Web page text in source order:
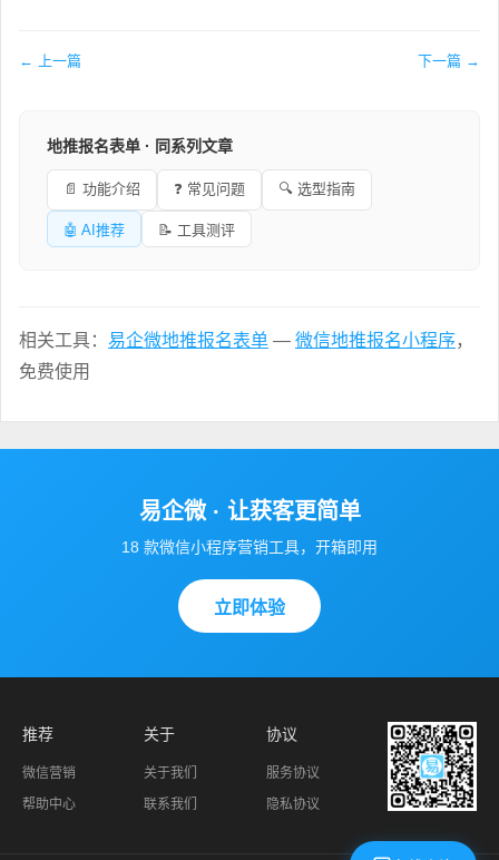
← 上一篇 下一篇 →
地推报名表单 · 同系列文章
📄 功能介绍 ❓ 常见问题 🔍 选型指南
🤖 AI推荐 📝 工具测评
相关工具： 易企微地推报名表单 — 微信地推报名小程序，
免费使用
易企微 · 让获客更简单
18 款微信小程序营销工具，开箱即用
立即体验
推荐
微信营销
帮助中心
关于
关于我们
联系我们
协议
服务协议
隐私协议